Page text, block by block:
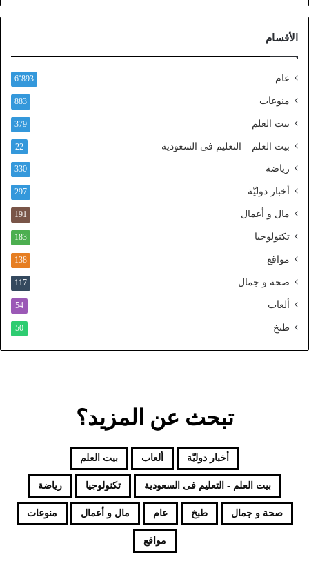
ا
ل
ف
ا
ا
ل
ط
ا
م
و
د
الأقسام
عام 6٬893
منوعات 883
بيت العلم 379
بيت العلم – التعليم فى السعودية 22
رياضة 330
أخبار دوليّة 297
مال و أعمال 191
تكنولوجيا 183
مواقع 138
صحة و جمال 117
ألعاب 54
طبخ 50
تبحث عن المزيد؟
أخبار دوليّة ألعاب بيت العلم
بيت العلم - التعليم فى السعودية تكنولوجيا رياضة
صحة و جمال طبخ عام مال و أعمال منوعات
مواقع